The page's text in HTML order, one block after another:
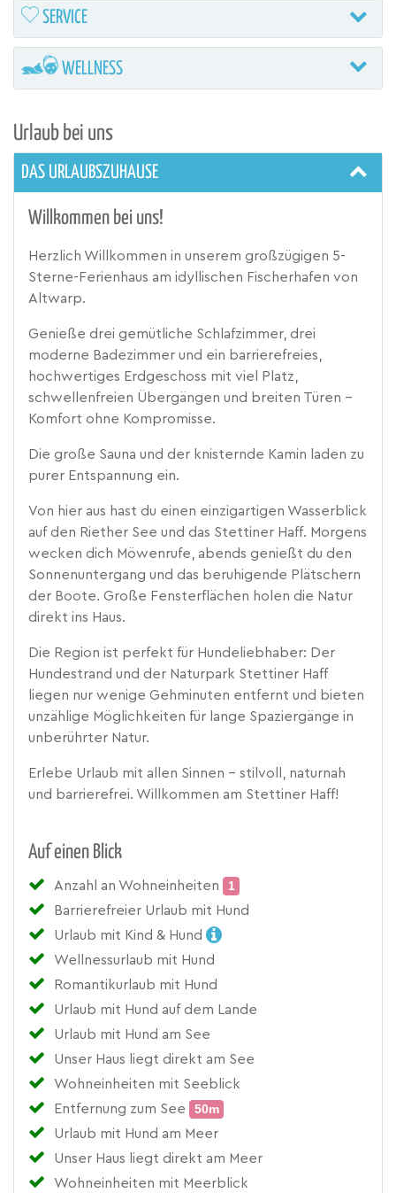
SERVICE
WELLNESS
Urlaub bei uns
DAS URLAUBSZUHAUSE
Willkommen bei uns!
Herzlich Willkommen in unserem großzügigen 5-
Sterne-Ferienhaus am idyllischen Fischerhafen von
Altwarp.
Genieße drei gemütliche Schlafzimmer, drei
moderne Badezimmer und ein barrierefreies,
hochwertiges Erdgeschoss mit viel Platz,
schwellenfreien Übergängen und breiten Türen –
Komfort ohne Kompromisse.
Die große Sauna und der knisternde Kamin laden zu
purer Entspannung ein.
Von hier aus hast du einen einzigartigen Wasserblick
auf den Riether See und das Stettiner Haff. Morgens
wecken dich Möwenrufe, abends genießt du den
Sonnenuntergang und das beruhigende Plätschern
der Boote. Große Fensterflächen holen die Natur
direkt ins Haus.
Die Region ist perfekt für Hundeliebhaber: Der
Hundestrand und der Naturpark Stettiner Haff
liegen nur wenige Gehminuten entfernt und bieten
unzählige Möglichkeiten für lange Spaziergänge in
unberührter Natur.
Erlebe Urlaub mit allen Sinnen – stilvoll, naturnah
und barrierefrei. Willkommen am Stettiner Haff!
Auf einen Blick
Anzahl an Wohneinheiten
1
Barrierefreier Urlaub mit Hund
Urlaub mit Kind & Hund
Wellnessurlaub mit Hund
Romantikurlaub mit Hund
Urlaub mit Hund auf dem Lande
Urlaub mit Hund am See
Unser Haus liegt direkt am See
Wohneinheiten mit Seeblick
Entfernung zum See
50m
Urlaub mit Hund am Meer
Unser Haus liegt direkt am Meer
Wohneinheiten mit Meerblick